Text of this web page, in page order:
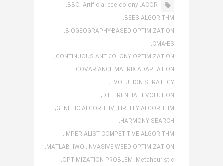
ACOR,
Artificial bee colony,
BBO,
BEES ALGORITHM,
BIOGEOGRAPHY-BASED OPTIMIZATION,
CMA-ES,
CONTINUOUS ANT COLONY OPTIMIZATION,
COVARIANCE MATRIX ADAPTATION
EVOLUTION STRATEGY,
DIFFERENTIAL EVOLUTION,
FIREFLY ALGORITHM,
GENETIC ALGORITHM,
HARMONY SEARCH,
IMPERIALIST COMPETITIVE ALGORITHM,
INVASIVE WEED OPTIMIZATION,
IWO,
MATLAB,
Metaheuristic,
OPTIMIZATION PROBLEM,